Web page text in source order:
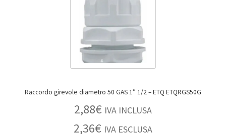
Raccordo girevole diametro 50 GAS 1″ 1/2 – ETQ ETQRGS50G
2,88€ IVA INCLUSA
2,36€ IVA ESCLUSA